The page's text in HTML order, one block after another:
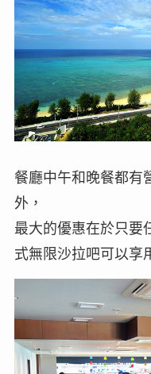
餐廳中午和晚餐都有
外，
最大的優惠在於只要
式無限沙拉吧可以享